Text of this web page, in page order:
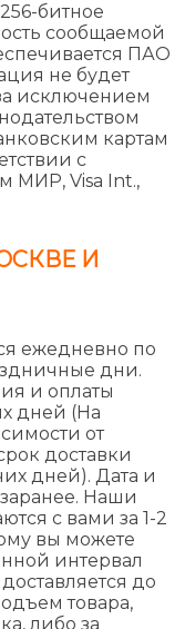
битное
сообщаемой
ПАО
не будет
исключением
картам
с
МИР, Visa Int.,
И
ежедневно по
дни.
и оплаты
дней (На
от
доставки
дней). Дата и
Наши
с вами за 1-2
вы можете
интервал
до
товара,
либо за